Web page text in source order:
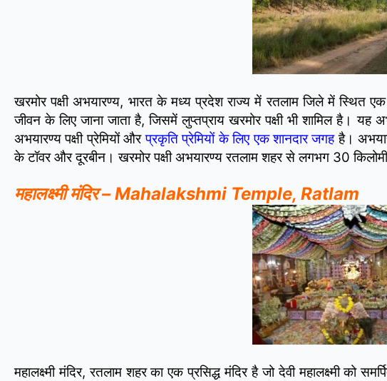
खरमोर पक्षी अभयारण्य, भारत के मध्य प्रदेश राज्य में रतलाम जिले में स्थित एक
जीवन के लिए जाना जाता है, जिसमें लुप्तप्राय खरमोर पक्षी भी शामिल है। यह
अभयारण्य पक्षी प्रेमियों औरप्रकृति प्रेमियों के लिए एक शानदार जगहहै।
के टॉवर और दूरबीन। खरमोर पक्षी अभयारण्य रतलाम शहर से लगभग 30
महालक्ष्मी मंदिर – Mahalakshmi Temple, Ratlam
महालक्ष्मी मंदिर, रतलाम शहर का एक प्रसिद्ध मंदिर है जो देवी महालक्ष्मी को